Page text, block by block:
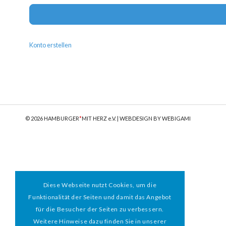
Konto erstellen
© 2026 HAMBURGER*MIT HERZ e.V. | WEBDESIGN BY WEBIGAMI
Diese Webseite nutzt Cookies, um die
Funktionalität der Seiten und damit das Angebot
für die Besucher der Seiten zu verbessern.
Weitere Hinweise dazu finden Sie in unserer